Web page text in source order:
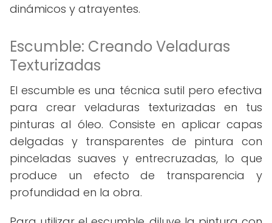
dinámicos y atrayentes.
Escumble: Creando Veladuras
Texturizadas
El escumble es una técnica sutil pero efectiva
para crear veladuras texturizadas en tus
pinturas al óleo. Consiste en aplicar capas
delgadas y transparentes de pintura con
pinceladas suaves y entrecruzadas, lo que
produce un efecto de transparencia y
profundidad en la obra.